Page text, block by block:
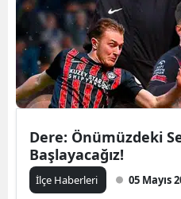
Dere: Önümüzdeki
Başlayacağız!
İlçe Haberleri 05 Mayıs